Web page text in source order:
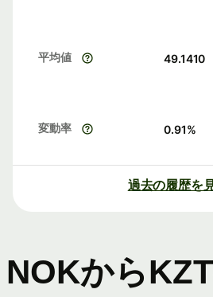
平均値 49.1410
変動率 0.91%
過去の履歴を
NOKから